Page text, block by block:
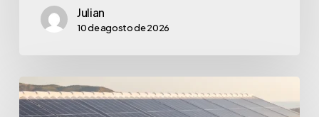
Julian
10 de agosto de 2026
Subvenciones
para